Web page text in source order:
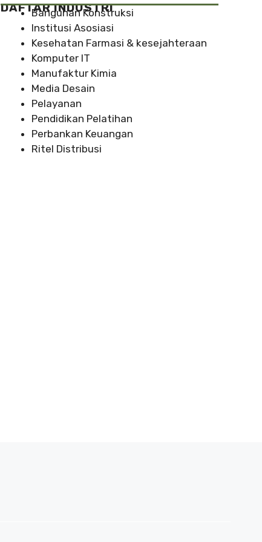
DAFTAR INDUSTRI
Bangunan Konstruksi
Institusi Asosiasi
Kesehatan Farmasi & kesejahteraan
Komputer IT
Manufaktur Kimia
Media Desain
Pelayanan
Pendidikan Pelatihan
Perbankan Keuangan
Ritel Distribusi